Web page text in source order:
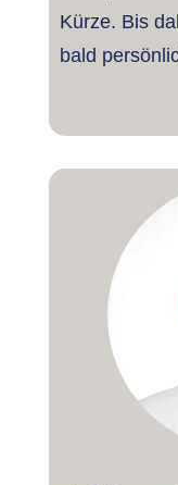
Kürze. Bis
bald